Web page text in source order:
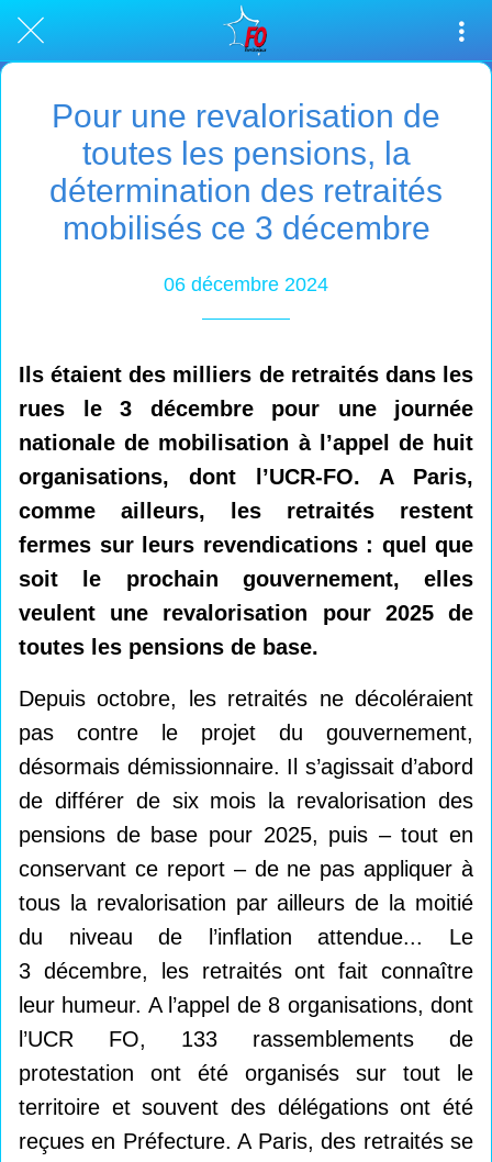
Pour une revalorisation de
toutes les pensions, la
détermination des retraités
mobilisés ce 3 décembre
06 décembre 2024
Ils étaient des milliers de retraités dans les
rues le 3 décembre pour une journée
nationale de mobilisation à l’appel de huit
organisations, dont l’UCR-FO. A Paris,
comme ailleurs, les retraités restent
fermes sur leurs revendications : quel que
soit le prochain gouvernement, elles
veulent une revalorisation pour 2025 de
toutes les pensions de base.
Depuis octobre, les retraités ne décoléraient
pas contre le projet du gouvernement,
désormais démissionnaire. Il s’agissait d’abord
de différer de six mois la revalorisation des
pensions de base pour 2025, puis – tout en
conservant ce report – de ne pas appliquer à
tous la revalorisation par ailleurs de la moitié
du niveau de l’inflation attendue... Le
3 décembre, les retraités ont fait connaître
leur humeur. A l’appel de 8 organisations, dont
l’UCR FO, 133 rassemblements de
protestation ont été organisés sur tout le
territoire et souvent des délégations ont été
reçues en Préfecture. A Paris, des retraités se